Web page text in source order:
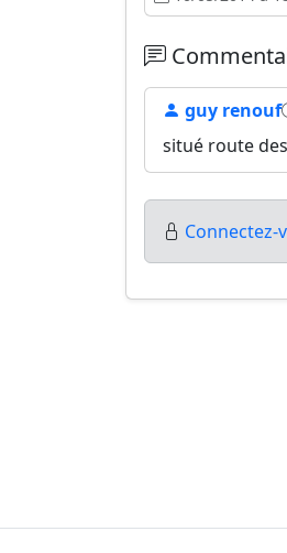
guy renouf
situé route
Connectez-